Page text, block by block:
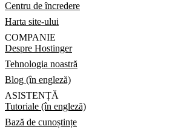
Centru de încredere
Harta site-ului
COMPANIE
Despre Hostinger
Tehnologia noastră
Blog (în engleză)
ASISTENȚĂ
Tutoriale (în engleză)
Bază de cunoștințe